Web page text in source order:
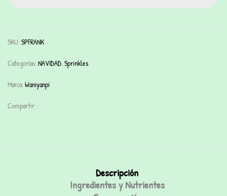
SKU: SPFRANK
Categorías: NAVIDAD, Sprinkles
Marca: Waniyanpi
Compartir :
Descripción
Ingredientes y Nutrientes